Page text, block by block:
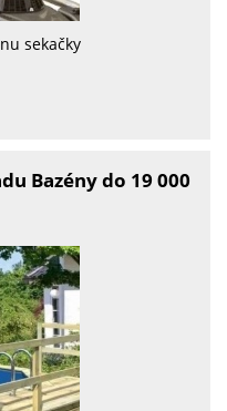
sekačky
Bazény do 19 000